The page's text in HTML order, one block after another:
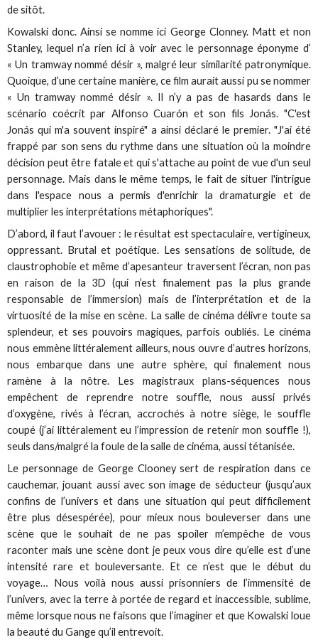
de sitôt.
Kowalski donc. Ainsi se nomme ici George Clonney. Matt et non
Stanley, lequel n’a rien ici à voir avec le personnage éponyme d’
« Un tramway nommé désir », malgré leur similarité patronymique.
Quoique, d’une certaine manière, ce film aurait aussi pu se nommer
« Un tramway nommé désir ». Il n’y a pas de hasards dans le
scénario coécrit par Alfonso Cuarón et son fils Jonás. "C'est
Jonás qui m'a souvent inspiré" a ainsi déclaré le premier. "J'ai été
frappé par son sens du rythme dans une situation où la moindre
décision peut être fatale et qui s'attache au point de vue d'un seul
personnage. Mais dans le même temps, le fait de situer l'intrigue
dans l'espace nous a permis d'enrichir la dramaturgie et de
multiplier les interprétations métaphoriques".
D’abord, il faut l’avouer : le résultat est spectaculaire, vertigineux,
oppressant. Brutal et poétique. Les sensations de solitude, de
claustrophobie et même d’apesanteur traversent l’écran, non pas
en raison de la 3D (qui n’est finalement pas la plus grande
responsable de l’immersion) mais de l’interprétation et de la
virtuosité de la mise en scène. La salle de cinéma délivre toute sa
splendeur, et ses pouvoirs magiques, parfois oubliés. Le cinéma
nous emmène littéralement ailleurs, nous ouvre d’autres horizons,
nous embarque dans une autre sphère, qui finalement nous
ramène à la nôtre. Les magistraux plans-séquences nous
empêchent de reprendre notre souffle, nous aussi privés
d’oxygène, rivés à l’écran, accrochés à notre siège, le souffle
coupé (j’ai littéralement eu l’impression de retenir mon souffle !),
seuls dans/malgré la foule de la salle de cinéma, aussi tétanisée.
Le personnage de George Clooney sert de respiration dans ce
cauchemar, jouant aussi avec son image de séducteur (jusqu’aux
confins de l’univers et dans une situation qui peut difficilement
être plus désespérée), pour mieux nous bouleverser dans une
scène que le souhait de ne pas spoiler m’empêche de vous
raconter mais une scène dont je peux vous dire qu’elle est d’une
intensité rare et bouleversante. Et ce n’est que le début du
voyage… Nous voilà nous aussi prisonniers de l’immensité de
l’univers, avec la terre à portée de regard et inaccessible, sublime,
même lorsque nous ne faisons que l’imaginer et que Kowalski loue
la beauté du Gange qu’il entrevoit.